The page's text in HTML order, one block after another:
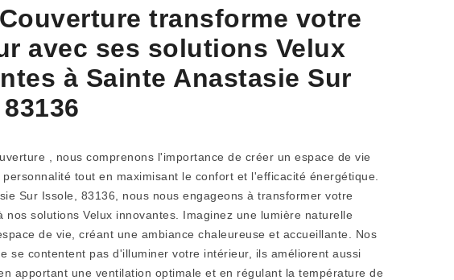
transforme votre
avec ses solutions Velux
à Sainte Anastasie Sur
, nous comprenons l'importance de créer un espace de vie
tout en maximisant le confort et l'efficacité énergétique.
Sur Issole, 83136, nous nous engageons à transformer votre
nos solutions Velux innovantes. Imaginez une lumière naturelle
de vie, créant une ambiance chaleureuse et accueillante. Nos
se contentent pas d'illuminer votre intérieur, ils améliorent aussi
apportant une ventilation optimale et en régulant la température de